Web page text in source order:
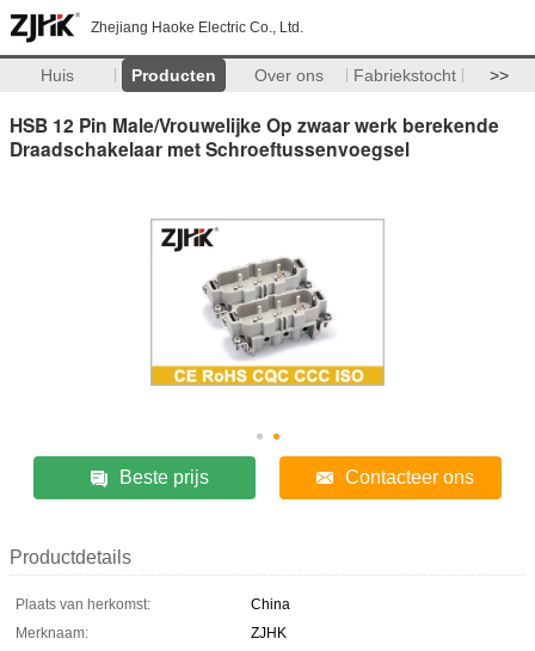
Zhejiang Haoke Electric Co., Ltd.
Huis Producten Over ons Fabriekstocht >>
HSB 12 Pin Male/Vrouwelijke Op zwaar werk berekende
Draadschakelaar met Schroeftussenvoegsel
Beste prijs Contacteer ons
Productdetails
Plaats van herkomst:
China
Merknaam:
ZJHK